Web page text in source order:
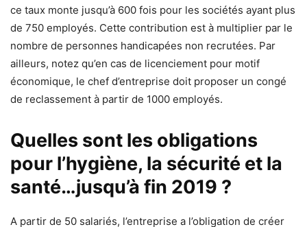
ce taux monte jusqu’à 600 fois pour les sociétés ayant plus
de 750 employés. Cette contribution est à multiplier par le
nombre de personnes handicapées non recrutées. Par
ailleurs, notez qu’en cas de licenciement pour motif
économique, le chef d’entreprise doit proposer un congé
de reclassement à partir de 1000 employés.
Quelles sont les obligations
pour l’hygiène, la sécurité et la
santé…jusqu’à fin 2019 ?
A partir de 50 salariés, l’entreprise a l’obligation de créer